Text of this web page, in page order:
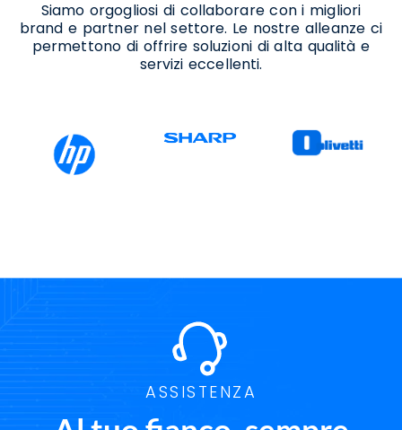
Siamo orgogliosi di collaborare con i migliori
brand e partner nel settore. Le nostre alleanze ci
permettono di offrire soluzioni di alta qualità e
servizi eccellenti.
ASSISTENZA